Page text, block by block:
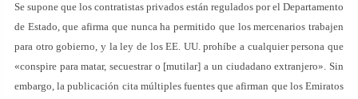
Se supone que los contratistas privados están regulados por el Departamento
de Estado, que afirma que nunca ha permitido que los mercenarios trabajen
para otro gobierno, y la ley de los EE. UU. prohíbe a cualquier persona que
«conspire para matar, secuestrar o [mutilar] a un ciudadano extranjero». Sin
embargo, la publicación cita múltiples fuentes que afirman que los Emiratos